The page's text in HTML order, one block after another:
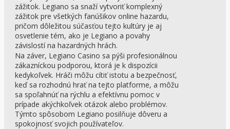
zážitok. Legiano sa snaží vytvoriť komplexný
zážitok pre všetkých fanúšikov online hazardu,
pričom dôležitou súčasťou tejto kultúry je aj
osvetlenie tém, ako je Legiano a povahy
závislostí na hazardných hrách.
Na záver, Legiano Casino sa pýši profesionálnou
zákazníckou podporou, ktorá je k dispozícii
kedykoľvek. Hráči môžu cítiť istotu a bezpečnosť,
keď sa rozhodnú hrať na tejto platforme, a môžu
sa spoľahnúť na rýchlu a efektívnu pomoc v
prípade akýchkoľvek otázok alebo problémov.
Týmto spôsobom Legiano posilňuje dôveru a
spokojnosť svojich používateľov.